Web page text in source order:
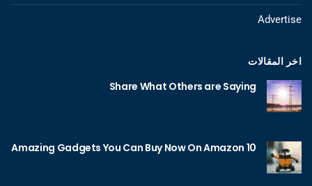
Advertise
اخر المقالات
Share What Others are Saying
10 Amazing Gadgets You Can Buy Now On Amazon